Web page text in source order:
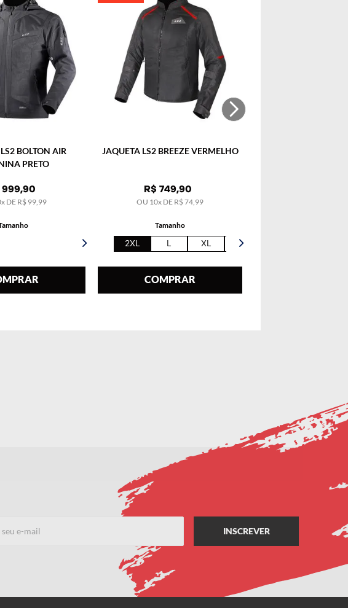
BOLTON AIR
PRETO
999,90
x DE R$ 99 99
JAQUETA LS2 BREEZE VERMELHO
R$ 749,90
OU 10x DE R$74 99
Tamanho
2XL L XL 5XL
COMPRAR